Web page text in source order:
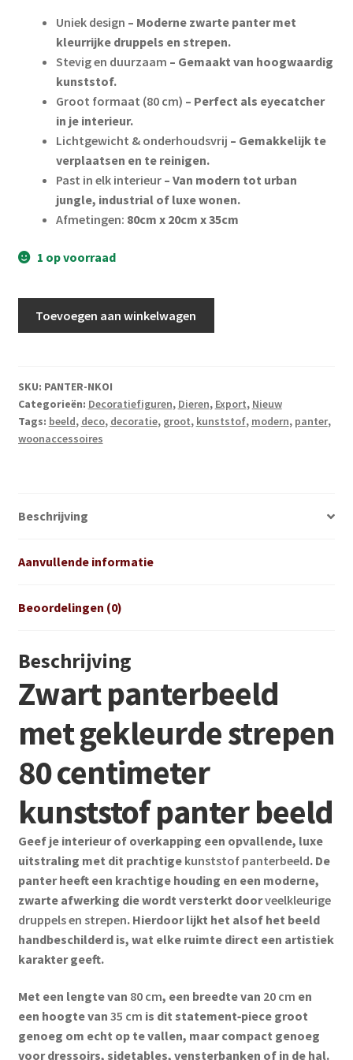
Uniek design – Moderne zwarte panter met
kleurrijke druppels en strepen.
Stevig en duurzaam – Gemaakt van hoogwaardig
kunststof.
Groot formaat (80 cm) – Perfect als eyecatcher
in je interieur.
Lichtgewicht & onderhoudsvrij – Gemakkelijk te
verplaatsen en te reinigen.
Past in elk interieur– Van modern tot urban
jungle, industrial of luxe wonen.
Afmetingen: 80cm x 20cm x 35cm
1 op voorraad
panterbeeld
strepen
aantal
Toevoegen aan winkelwagen
SKU: PANTER-NKOI
Categorieën: Decoratiefiguren, Dieren, Export, Nieuw
Tags: beeld, deco, decoratie, groot, kunststof, modern, panter,
woonaccessoires
Beschrijving
Aanvullende informatie
Beoordelingen (0)
Beschrijving
Zwart panterbeeld
met gekleurde strepen
80 centimeter
kunststof panter beeld
Geef je interieur of overkapping een opvallende, luxe
uitstraling met dit prachtige kunststof panterbeeld. De
panter heeft een krachtige houding en een moderne,
zwarte afwerking die wordt versterkt doorveelkleurige
druppels en strepen. Hierdoor lijkt het alsof het beeld
handbeschilderd is, wat elke ruimte direct een artistiek
karakter geeft.
Met een lengte van 80 cm, een breedte van 20 cm en
een hoogte van 35 cm is dit statement‑piece groot
genoeg om echt op te vallen, maar compact genoeg
voor dressoirs, sidetables, vensterbanken of in de hal.